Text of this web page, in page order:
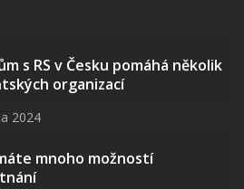
s RS v Česku pomáhá několik
organizací
2024
mnoho možností